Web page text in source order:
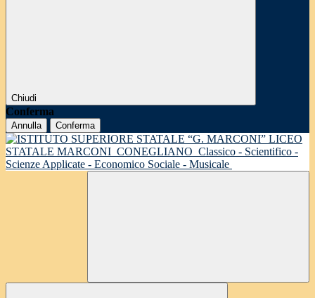
Chiudi
Conferma
Annulla Conferma
LICEO
STATALE MARCONI CONEGLIANO Classico - Scientifico -
Scienze Applicate - Economico Sociale - Musicale